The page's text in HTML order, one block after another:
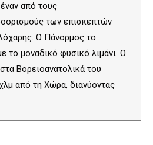
από τους
των επισκεπτών
Ο Πάνορμος το
το μοναδικό φυσικό λιμάνι. Ο
Boρειοανατολικά του
από τη Χώρα, διανύοντας